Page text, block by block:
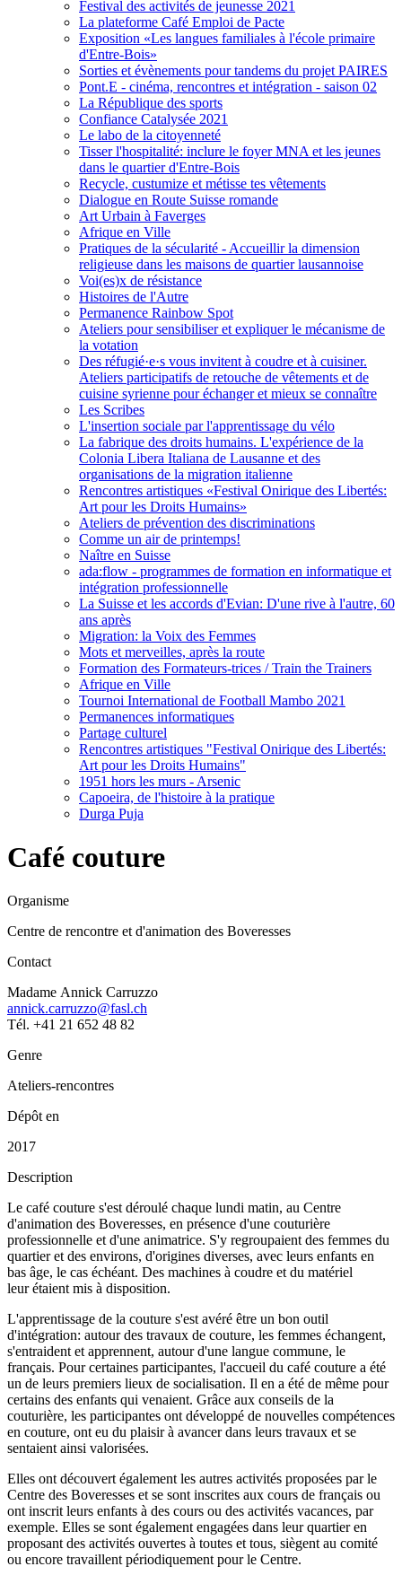
Festival des activités de jeunesse 2021
La plateforme Café Emploi de Pacte
Exposition «Les langues familiales à l'école primaire
d'Entre-Bois»
Sorties et évènements pour tandems du projet PAIRES
Pont.E - cinéma, rencontres et intégration - saison 02
La République des sports
Confiance Catalysée 2021
Le labo de la citoyenneté
Tisser l'hospitalité: inclure le foyer MNA et les jeunes
dans le quartier d'Entre-Bois
Recycle, custumize et métisse tes vêtements
Dialogue en Route Suisse romande
Art Urbain à Faverges
Afrique en Ville
Pratiques de la sécularité - Accueillir la dimension
religieuse dans les maisons de quartier lausannoise
Voi(es)x de résistance
Histoires de l'Autre
Permanence Rainbow Spot
Ateliers pour sensibiliser et expliquer le mécanisme de
la votation
Des réfugié·e·s vous invitent à coudre et à cuisiner.
Ateliers participatifs de retouche de vêtements et de
cuisine syrienne pour échanger et mieux se connaître
Les Scribes
L'insertion sociale par l'apprentissage du vélo
La fabrique des droits humains. L'expérience de la
Colonia Libera Italiana de Lausanne et des
organisations de la migration italienne
Rencontres artistiques «Festival Onirique des Libertés:
Art pour les Droits Humains»
Ateliers de prévention des discriminations
Comme un air de printemps!
Naître en Suisse
ada:flow - programmes de formation en informatique et
intégration professionnelle
La Suisse et les accords d'Evian: D'une rive à l'autre, 60
ans après
Migration: la Voix des Femmes
Mots et merveilles, après la route
Formation des Formateurs-trices / Train the Trainers
Afrique en Ville
Tournoi International de Football Mambo 2021
Permanences informatiques
Partage culturel
Rencontres artistiques "Festival Onirique des Libertés:
Art pour les Droits Humains"
1951 hors les murs - Arsenic
Capoeira, de l'histoire à la pratique
Durga Puja
Café couture
Organisme
Centre de rencontre et d'animation des Boveresses
Contact
Madame Annick Carruzzo
annick.carruzzo@fasl.ch
Tél. +41 21 652 48 82
Genre
Ateliers-rencontres
Dépôt en
2017
Description
Le café couture s'est déroulé chaque lundi matin, au Centre
d'animation des Boveresses, en présence d'une couturière
professionnelle et d'une animatrice. S'y regroupaient des femmes du
quartier et des environs, d'origines diverses, avec leurs enfants en
bas âge, le cas échéant. Des machines à coudre et du matériel
leur étaient mis à disposition.
L'apprentissage de la couture s'est avéré être un bon outil
d'intégration: autour des travaux de couture, les femmes échangent,
s'entraident et apprennent, autour d'une langue commune, le
français. Pour certaines participantes, l'accueil du café couture a été
un de leurs premiers lieux de socialisation. Il en a été de même pour
certains des enfants qui venaient. Grâce aux conseils de la
couturière, les participantes ont développé de nouvelles compétences
en couture, ont eu du plaisir à avancer dans leurs travaux et se
sentaient ainsi valorisées.
Elles ont découvert également les autres activités proposées par le
Centre des Boveresses et se sont inscrites aux cours de français ou
ont inscrit leurs enfants à des cours ou des activités vacances, par
exemple. Elles se sont également engagées dans leur quartier en
proposant des activités ouvertes à toutes et tous, siègent au comité
ou encore travaillent périodiquement pour le Centre.